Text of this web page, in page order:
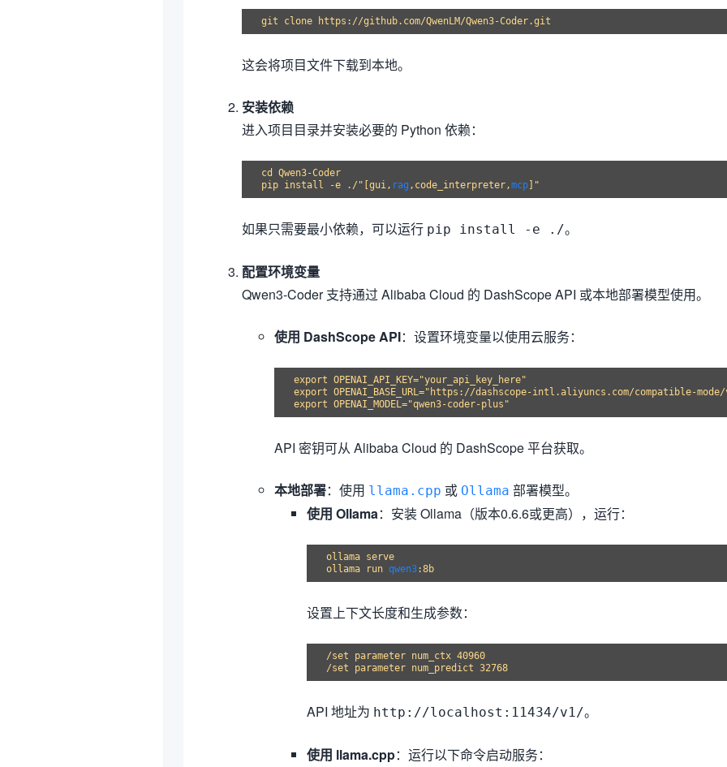
这会将项目文件下载到本地。
安装依赖
进入项目目录并安装必要的 Python 依赖：
cd Qwen3-Coder
pip install -e ./"[gui, rag ,code_interpreter,mcp
如果只需要最小依赖，可以运行 pip install -e ./。
配置环境变量
Qwen3-Coder 支持通过 Alibaba Cloud 的 DashScope API 或本地部署模型使用。
使用 DashScope API：设置环境变量以使用云服务：
export OPENAI_API_KEY="your_api_key_here"
export OPENAI_BASE_URL="https://dashscope-intl.aliyuncs.com/compatible-
API 密钥可从 Alibaba Cloud 的 DashScope 平台获取。
本地部署：使用 llama.cpp 或 Ollama 部署模型。
使用 Ollama：安装 Ollama（版本0.6.6或更高），运行：
ollama serve
ollama run qwen3
设置上下文长度和生成参数：
/set parameter num_ctx 40960
API 地址为 http://localhost:11434/v1/。
使用 llama.cpp：运行以下命令启动服务：